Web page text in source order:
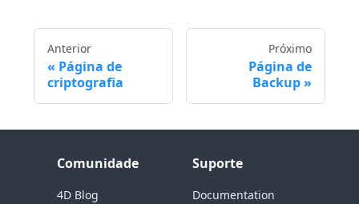
Anterior
Página de
criptografia
Próximo
Página de
Backup
Comunidade
4D Blog
Suporte
Documentation